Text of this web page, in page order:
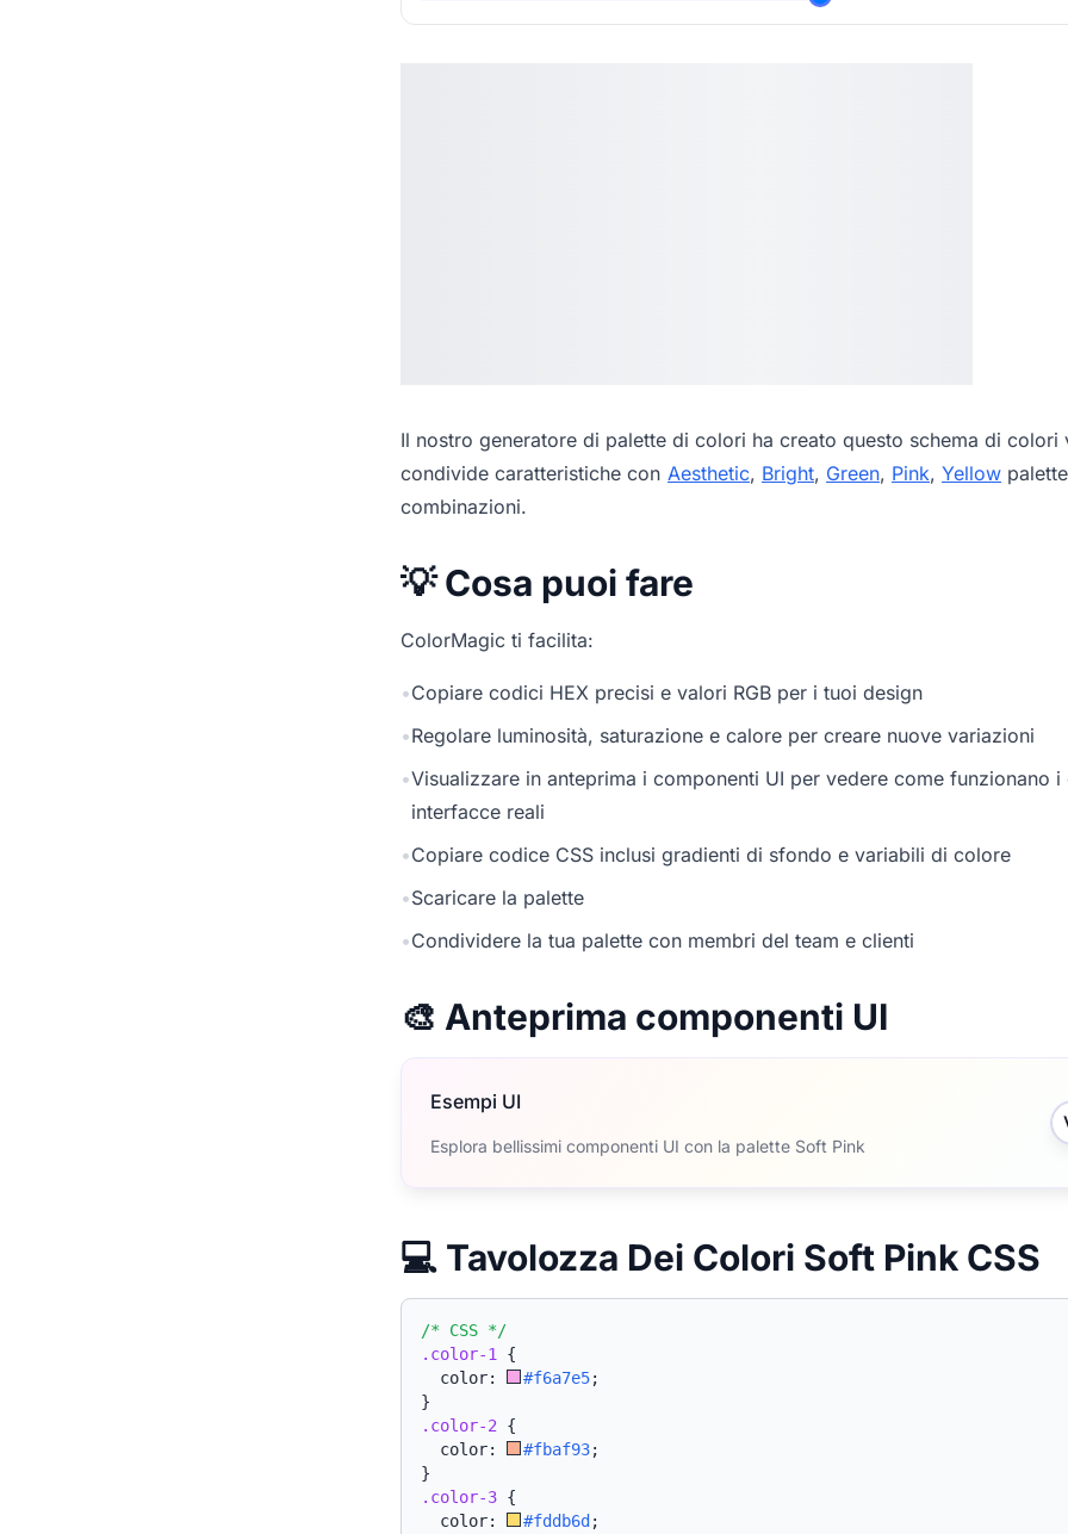
Il nostro generatore di palette di colori ha creato questo schema di colori
condivide caratteristiche con Aesthetic, Bright, Green, Pink, Yellow
combinazioni.
💡 Cosa puoi fare
ColorMagic ti facilita:
•Copiare codici HEX precisi e valori RGB per i tuoi design
•Regolare luminosità, saturazione e calore per creare nuove variazioni
•Visualizzare in anteprima i componenti UI per vedere come funzionano
interfacce reali
•Copiare codice CSS inclusi gradienti di sfondo e variabili di colore
•Scaricare la palette
•Condividere la tua palette con membri del team e clienti
🎨 Anteprima componenti UI
Esempi UI
Esplora bellissimi componenti UI con la palette Soft Pink
💻 Tavolozza Dei Colori Soft Pink CSS
/* CSS */
.color-1
{
  color:
#f6a7e5;
}
.color-2 {
  color:
#fbaf93;
}
.color-3 {
  color:
#fddb6d ;